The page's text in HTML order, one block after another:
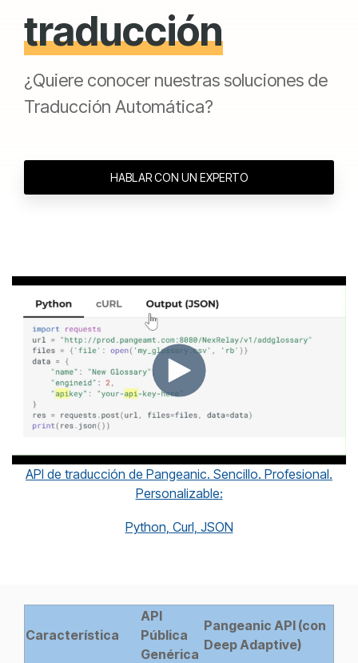
traducción
¿Quiere conocer nuestras soluciones de
Traducción Automática?
HABLAR CON UN EXPERTO
API de traducción de Pangeanic. Sencillo. Profesional.
Personalizable:
Python, Curl, JSON
Característica
API
Pública
Genérica
Pangeanic API (con
Deep Adaptive)